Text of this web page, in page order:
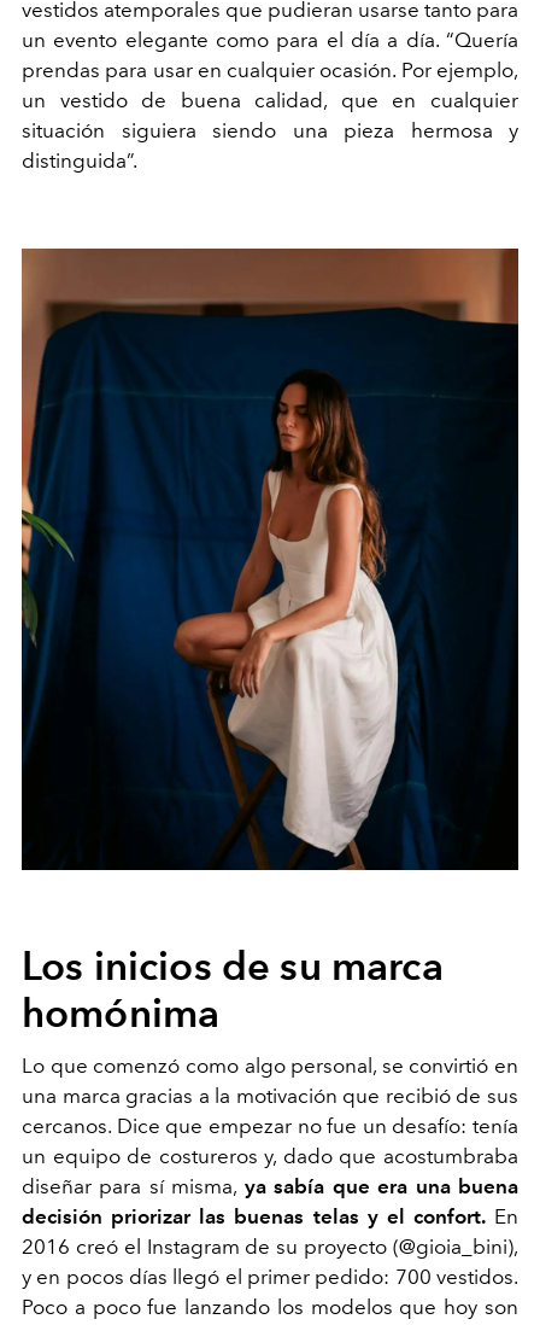
vestidos atemporales que pudieran usarse tanto para
un evento elegante como para el día a día. “Quería
prendas para usar en cualquier ocasión. Por ejemplo,
un vestido de buena calidad, que en cualquier
situación siguiera siendo una pieza hermosa y
distinguida”.
Los inicios de su marca
homónima
Lo que comenzó como algo personal, se convirtió en
una marca gracias a la motivación que recibió de sus
cercanos. Dice que empezar no fue un desafío: tenía
un equipo de costureros y, dado que acostumbraba
diseñar para sí misma, ya sabía que era una buena
decisión priorizar las buenas telas y el confort.En
2016 creó el Instagram de su proyecto (@gioia_bini),
y en pocos días llegó el primer pedido: 700 vestidos.
Poco a poco fue lanzando los modelos que hoy son